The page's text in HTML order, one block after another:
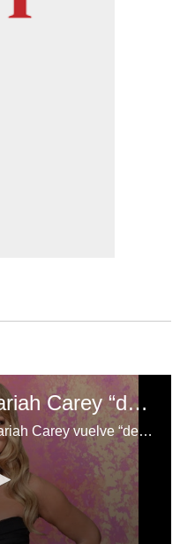
¡Es su momento! Mariah Carey “descongelada” y lista para iniciar la temporada navideña
Como un clásico navideño, Mariah Carey vuelve “descongelada” para iluminar la temporada.